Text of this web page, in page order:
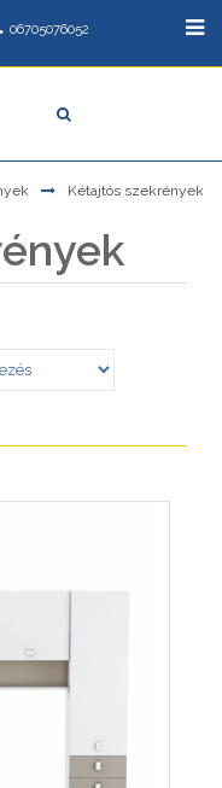
06705076052
Kétajtós szekrények